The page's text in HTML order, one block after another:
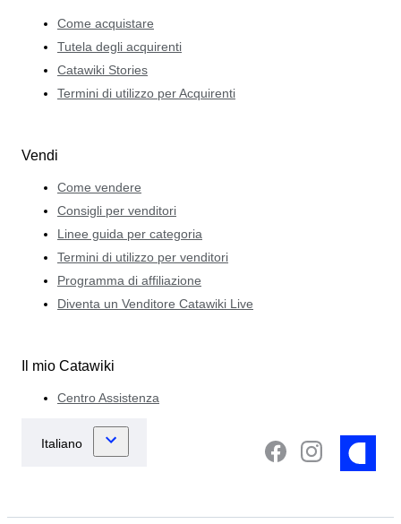
Come acquistare
Tutela degli acquirenti
Catawiki Stories
Termini di utilizzo per Acquirenti
Vendi
Come vendere
Consigli per venditori
Linee guida per categoria
Termini di utilizzo per venditori
Programma di affiliazione
Diventa un Venditore Catawiki Live
Il mio Catawiki
Centro Assistenza